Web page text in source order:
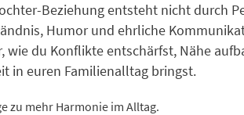
Beziehung entsteht nicht durch
Humor und ehrliche
wie du Konflikte entschärfst, Nähe
in euren Familienalltag bringst.
zu mehr Harmonie im Alltag.